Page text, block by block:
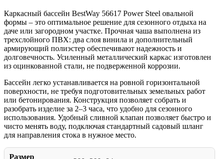
Каркасный бассейн BestWay 56617 Power Steel овальной
формы – это оптимальное решение для сезонного отдыха на
даче или загородном участке. Прочная чаша выполнена из
трехслойного ПВХ: два слоя винила и дополнительный
армирующий полиэстер обеспечивают надежность и
долговечность. Усиленный металлический каркас изготовлен
из оцинкованной стали, не подверженной коррозии.
Бассейн легко устанавливается на ровной горизонтальной
поверхности, не требуя подготовительных земельных работ
или бетонирования. Конструкция позволяет собрать и
разобрать изделие за 2–3 часа, что удобно для сезонного
использования. Удобный сливной клапан позволяет быстро и
чисто менять воду, подключая стандартный садовый шланг
для направления стока в нужное место.
Размер